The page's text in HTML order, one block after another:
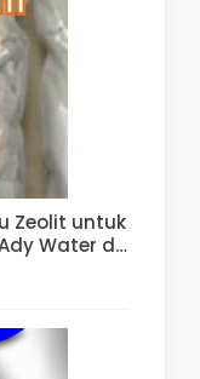
Zeolit untuk
Water di